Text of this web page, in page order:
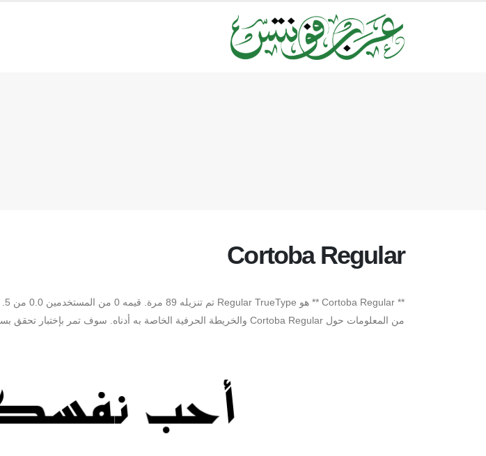
Cortoba Regular
من المعلومات حول Cortoba Regular والخريطة الحرفية الخاصة به أدناه. سوف تمر بإختبار تحقق بسيط لتنزيل الخط مجانًا.